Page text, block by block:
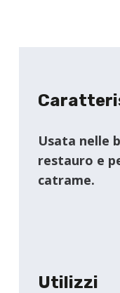
Usata nelle
restauro e
catrame.
Utilizzi